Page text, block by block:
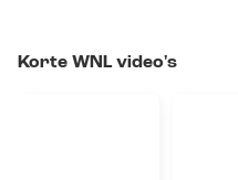
Korte WNL video's